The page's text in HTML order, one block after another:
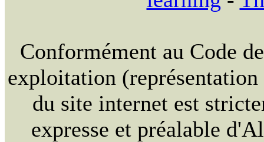
Conformément au Code
exploitation
du site internet est
expresse et préalable